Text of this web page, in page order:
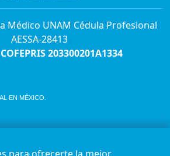
Médico UNAM Cédula Profesional
AESSA-28413
203300201A1334
EN MÉXICO.
Agenda en línea24/7 aquí